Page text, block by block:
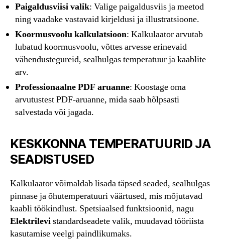
Paigaldusviisi valik: Valige paigaldusviis ja meetod
ning vaadake vastavaid kirjeldusi ja illustratsioone.
Koormusvoolu kalkulatsioon: Kalkulaator arvutab
lubatud koormusvoolu, võttes arvesse erinevaid
vähendustegureid, sealhulgas temperatuur ja kaablite
arv.
Professionaalne PDF aruanne: Koostage oma
arvutustest PDF-aruanne, mida saab hõlpsasti
salvestada või jagada.
KESKKONNA TEMPERATUURID JA
SEADISTUSED
Kalkulaator võimaldab lisada täpsed seaded, sealhulgas
pinnase ja õhutemperatuuri väärtused, mis mõjutavad
kaabli töökindlust. Spetsiaalsed funktsioonid, nagu
Elektrilevistandardseadete valik, muudavad tööriista
kasutamise veelgi paindlikumaks.